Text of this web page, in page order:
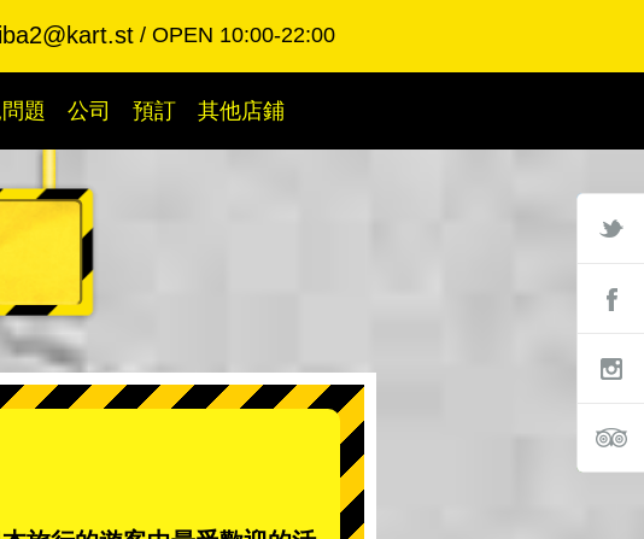
OPEN 10:00-22:00
題 公司 預訂 其他店鋪